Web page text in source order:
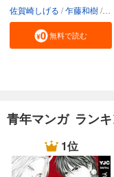
佐賀崎しげる 乍藤和樹
無料で読む
青年マンガ ラン
1位